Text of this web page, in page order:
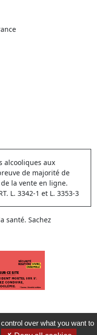
alcooliques aux
de majorité de
la vente en ligne.
L. 3342-1 et L. 3353-3
santé. Sachez
over what you want to